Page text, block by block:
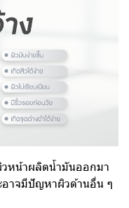
หน้าผลิตน้ำมันออกมา
าจมีปัญหาผิวด้านอื่น ๆ